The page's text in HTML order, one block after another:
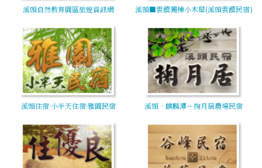
溪頭自然教育園區旅遊資訊網 溪頭■雲饌獨棟小木屋(溪頭雲饌民宿)
溪頭住宿·小半天住宿·雅園民宿 溪頭‧麒麟潭－掬月居農場民宿